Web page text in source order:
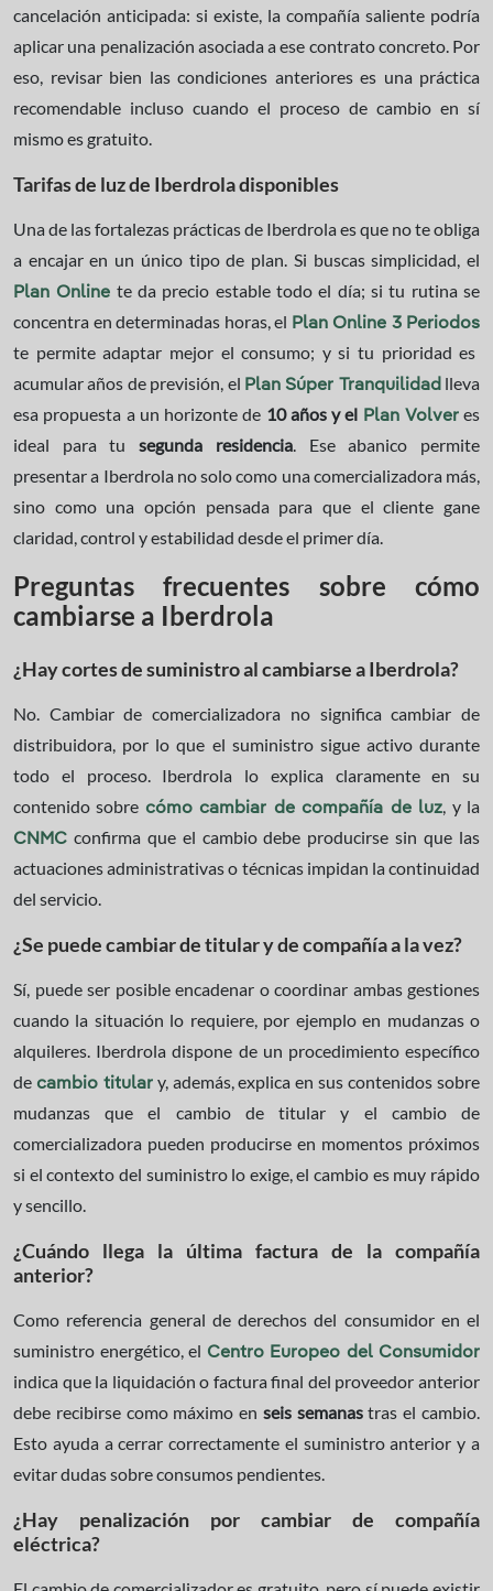
cancelación anticipada: si existe, la compañía saliente podría
aplicar una penalización asociada a ese contrato concreto. Por
eso, revisar bien las condiciones anteriores es una práctica
recomendable incluso cuando el proceso de cambio en sí
mismo es gratuito.
Tarifas de luz de Iberdrola disponibles
Una de las fortalezas prácticas de Iberdrola es que no te obliga
a encajar en un único tipo de plan. Si buscas simplicidad, el
Plan Online te da precio estable todo el día; si tu rutina se
concentra en determinadas horas, el Plan Online 3 Periodos
te permite adaptar mejor el consumo; y si tu prioridad es
acumular años de previsión, el Plan Súper Tranquilidadlleva
esa propuesta a un horizonte de 10 años y el Plan Volveres
ideal para tusegunda residencia. Ese abanico permite
presentar a Iberdrola no solo como una comercializadora más,
sino como una opción pensada para que el cliente gane
claridad, control y estabilidad desde el primer día.
Preguntas frecuentes sobre cómo
cambiarse a Iberdrola
¿Hay cortes de suministro al cambiarse a Iberdrola?
No. Cambiar de comercializadora no significa cambiar de
distribuidora, por lo que el suministro sigue activo durante
todo el proceso. Iberdrola lo explica claramente en su
contenido sobre cómo cambiar de compañía de luz, y la
CNMC confirma que el cambio debe producirse sin que las
actuaciones administrativas o técnicas impidan la continuidad
del servicio.
¿Se puede cambiar de titular y de compañía a la vez?
Sí, puede ser posible encadenar o coordinar ambas gestiones
cuando la situación lo requiere, por ejemplo en mudanzas o
alquileres. Iberdrola dispone de un procedimiento específico
de cambio titulary, además, explica en sus contenidos sobre
mudanzas que el cambio de titular y el cambio de
comercializadora pueden producirse en momentos próximos
si el contexto del suministro lo exige, el cambio es muy rápido
y sencillo.
¿Cuándo llega la última factura de la compañía
anterior?
Como referencia general de derechos del consumidor en el
suministro energético, el Centro Europeo del Consumidor
indica que la liquidación o factura final del proveedor anterior
debe recibirse como máximo en seis semanastras el cambio.
Esto ayuda a cerrar correctamente el suministro anterior y a
evitar dudas sobre consumos pendientes.
¿Hay penalización por cambiar de compañía
eléctrica?